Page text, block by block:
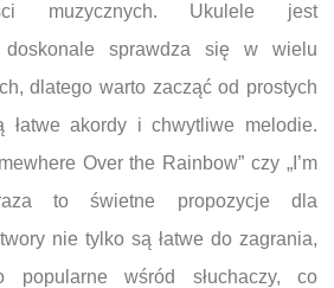
muzycznych. Ukulele jest
doskonale sprawdza się w wielu
dlatego warto zacząć od prostych
łatwe akordy i chwytliwe melodie.
Over the Rainbow” czy „I’m
to świetne propozycje dla
nie tylko są łatwe do zagrania,
popularne wśród słuchaczy, co